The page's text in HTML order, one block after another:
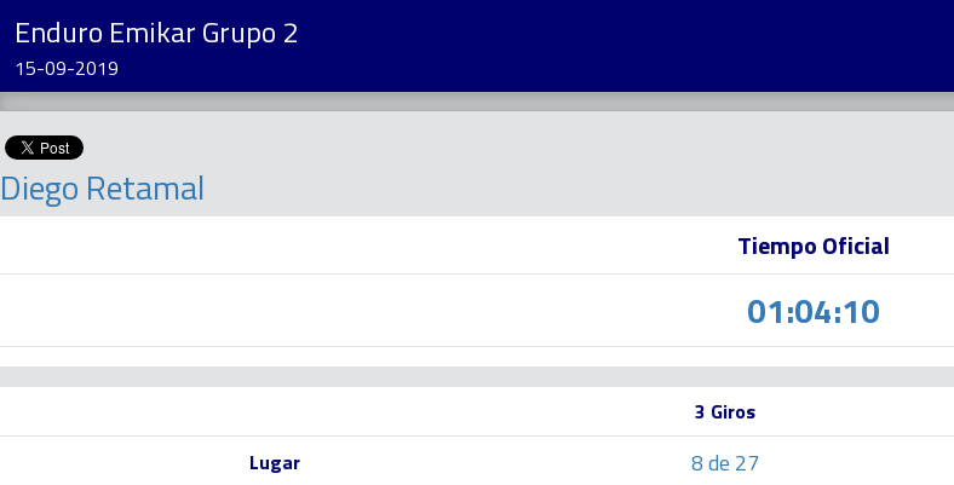
Enduro Emikar Grupo 2
15-09-2019
Diego Retamal
Tiempo Oficial
01:04:10
3 Giros
Lugar
8 de 27